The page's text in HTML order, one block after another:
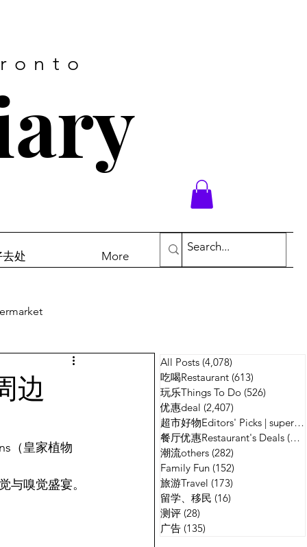
处 More
广告
边
（皇家植物
与嗅觉盛宴。
All Posts (4,078)
吃喝Restaurant (613)
玩乐Things To Do (526)
优惠deal (2,407)
超市好物Editors' Picks | supermarket
餐厅优惠Restaurant's Deals (134)
潮流others (282)
Family Fun (152)
旅游Travel (173)
留学、移民 (16)
测评 (28)
广告 (135)